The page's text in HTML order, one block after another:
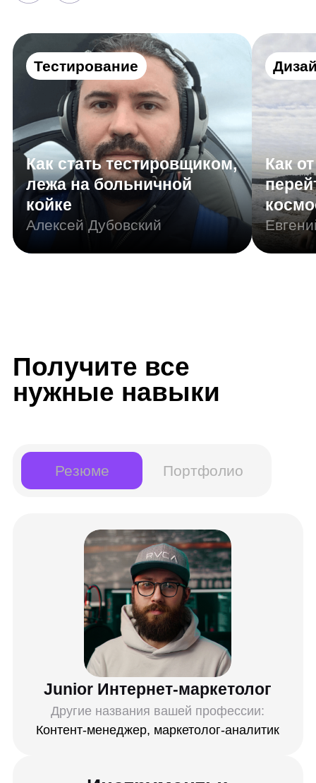
Получите все
нужные навыки
Резюме Портфолио
Junior Интернет-маркетолог
Другие названия вашей профессии:
Контент-менеджер, маркетолог-аналитик
Инструменты:
LabelUp XMind Marquiz
myTarget
Google Ads
Яндекс Метрика
Tilda
Rush Analytics
Google Search Console
Яндекс Вебмастер
SimilarWeb
Яндекс Wordstat
Excel